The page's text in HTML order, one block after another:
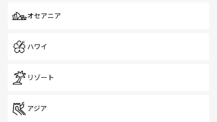
オセアニア
ハワイ
リゾート
アジア